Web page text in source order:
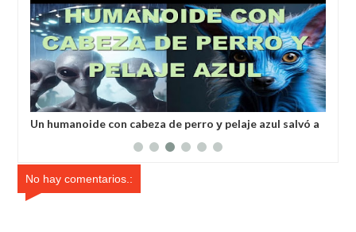
Un humanoide con cabeza de perro у pelaje azul salvó a
No hay comentarios.: